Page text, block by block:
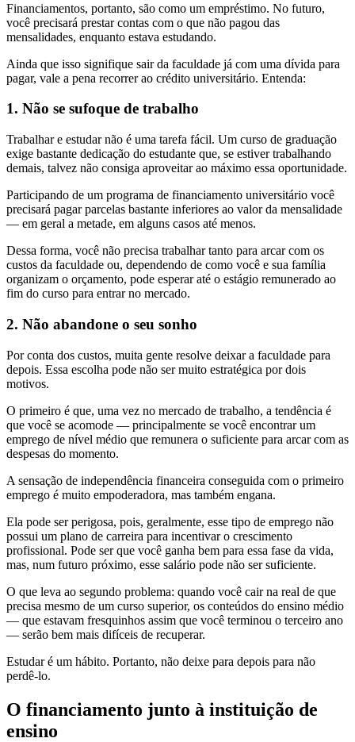
Financiamentos, portanto, são como um empréstimo. No futuro,
você precisará prestar contas com o que não pagou das
mensalidades, enquanto estava estudando.
Ainda que isso signifique sair da faculdade já com uma dívida para
pagar, vale a pena recorrer ao crédito universitário. Entenda:
1. Não se sufoque de trabalho
Trabalhar e estudar não é uma tarefa fácil. Um curso de graduação
exige bastante dedicação do estudante que, se estiver trabalhando
demais, talvez não consiga aproveitar ao máximo essa oportunidade.
Participando de um programa de financiamento universitário você
precisará pagar parcelas bastante inferiores ao valor da mensalidade
— em geral a metade, em alguns casos até menos.
Dessa forma, você não precisa trabalhar tanto para arcar com os
custos da faculdade ou, dependendo de como você e sua família
organizam o orçamento, pode esperar até o estágio remunerado ao
fim do curso para entrar no mercado.
2. Não abandone o seu sonho
Por conta dos custos, muita gente resolve deixar a faculdade para
depois. Essa escolha pode não ser muito estratégica por dois
motivos.
O primeiro é que, uma vez no mercado de trabalho, a tendência é
que você se acomode — principalmente se você encontrar um
emprego de nível médio que remunera o suficiente para arcar com as
despesas do momento.
A sensação de independência financeira conseguida com o primeiro
emprego é muito empoderadora, mas também engana.
Ela pode ser perigosa, pois, geralmente, esse tipo de emprego não
possui um plano de carreira para incentivar o crescimento
profissional. Pode ser que você ganha bem para essa fase da vida,
mas, num futuro próximo, esse salário pode não ser suficiente.
O que leva ao segundo problema: quando você cair na real de que
precisa mesmo de um curso superior, os conteúdos do ensino médio
— que estavam fresquinhos assim que você terminou o terceiro ano
— serão bem mais difíceis de recuperar.
Estudar é um hábito. Portanto, não deixe para depois para não
perdê-lo.
O financiamento junto à instituição de
ensino